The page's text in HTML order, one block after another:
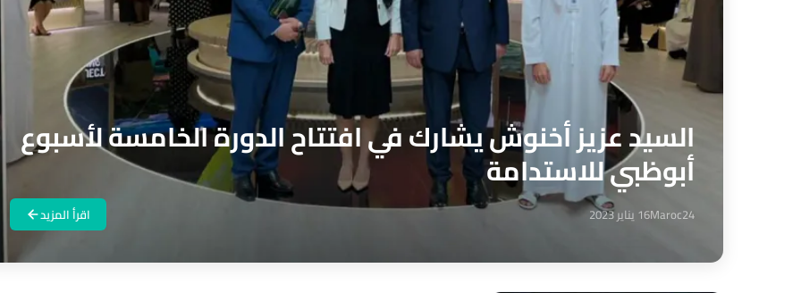
السيد عزيز أخنوش يشارك في افتتاح الدورة الخامسة لأسبوع
أبوظبي للاستدامة
Maroc2416 يناير 2023 اقرأ المزيد